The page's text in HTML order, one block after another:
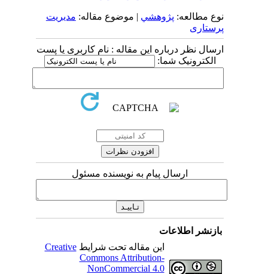
نوع مطالعه:پژوهشي| موضوع مقاله:مدیریت
پرستاری
ارسال نظر درباره این مقاله : نام کاربری یا پست
الکترونیک شما:
ارسال پیام به نویسنده مسئول
بازنشر اطلاعات
این مقاله تحت شرایطCreative
Commons Attribution-
NonCommercial 4.0